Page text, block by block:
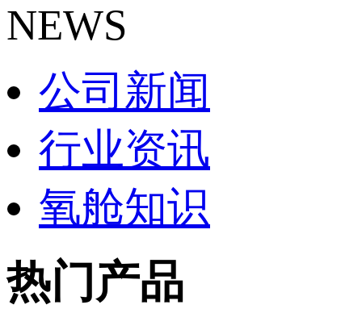
NEWS
公司新闻
行业资讯
氧舱知识
热门产品